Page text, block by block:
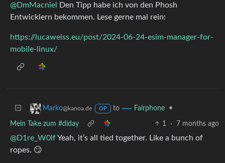
@DmMacniel Den Tipp habe ich von den Phosh
Entwicklern bekommen. Lese gerne mal rein:
https://lucaweiss.eu/post/2024-06-24-esim-manager-for-
mobile-linux/
Marko@kanoa.de OP to Fairphone •
Mein Take zum #diday 1 · 7 months ago
@D1re_W0lfYeah, it’s all tied together. Like a bunch of
ropes. 😏